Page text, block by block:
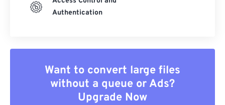
Authentication
Want to convert large files
without a queue or Ads?
Upgrade Now